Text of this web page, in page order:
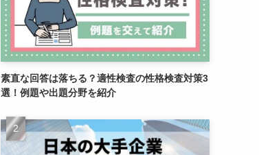
素直な回答は落ちる？適性検査の性格検査対策3
選！例題や出題分野を紹介